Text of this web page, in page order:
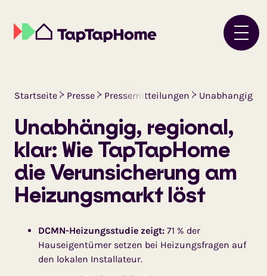
Startseite Presse Pressemitteilungen Unabhangig
Unabhängig, regional,
klar: Wie TapTapHome
die Verunsicherung am
Heizungsmarkt löst
DCMN-Heizungsstudie zeigt: 71 % der
Hauseigentümer setzen bei Heizungsfragen auf
den lokalen Installateur.